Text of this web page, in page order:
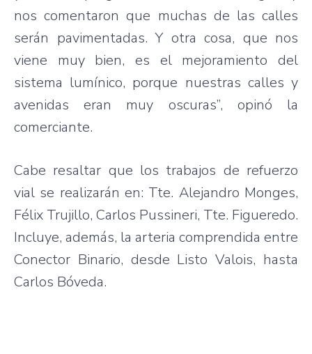
nos comentaron que muchas de las calles
serán pavimentadas. Y otra cosa, que nos
viene muy bien, es el mejoramiento del
sistema lumínico, porque nuestras calles y
avenidas eran muy oscuras”, opinó la
comerciante.
Cabe resaltar que los trabajos de refuerzo
vial se realizarán en: Tte. Alejandro Monges,
Félix Trujillo, Carlos Pussineri, Tte. Figueredo.
Incluye, además, la arteria comprendida entre
Conector Binario, desde Listo Valois, hasta
Carlos Bóveda.